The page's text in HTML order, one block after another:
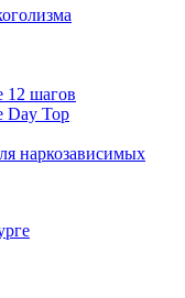
12 шагов
Day Top
наркозависимых